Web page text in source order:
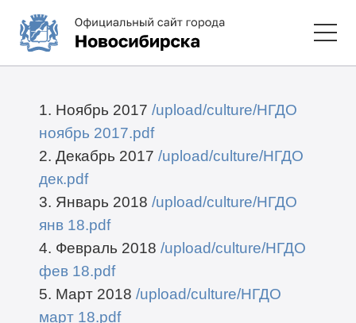
1. Ноябрь 2017 /upload/culture/НГДО
ноябрь 2017.pdf
2. Декабрь 2017 /upload/culture/НГДО
дек.pdf
3. Январь 2018 /upload/culture/НГДО
янв 18.pdf
4. Февраль 2018 /upload/culture/НГДО
фев 18.pdf
5. Март 2018 /upload/culture/НГДО
март 18.pdf